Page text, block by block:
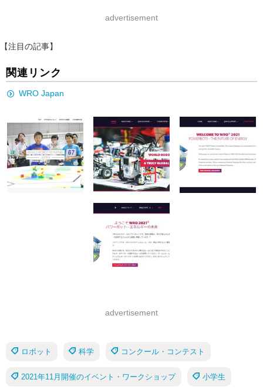
advertisement
【注目の記事】
関連リンク
WRO Japan
advertisement
ロボット 科学 コンクール・コンテスト
2021年11月開催のイベント・ワークショップ 小学生